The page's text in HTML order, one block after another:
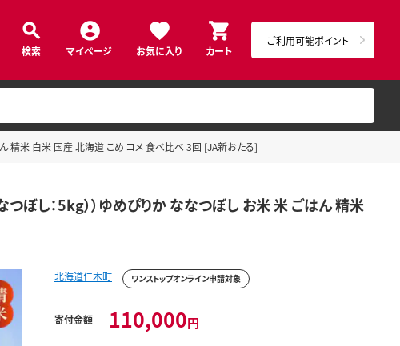
検索 マイページ お気に入り カート
ご利用可能ポイント
ん 精米 白米 国産 北海道 こめ コメ 食べ比べ 3回 [JA新おたる]
ぼし：5kg））ゆめぴりか ななつぼし お米 米 ごはん 精米
北海道仁木町 ワンストップオンライン申請対象
寄付金額 110,000円